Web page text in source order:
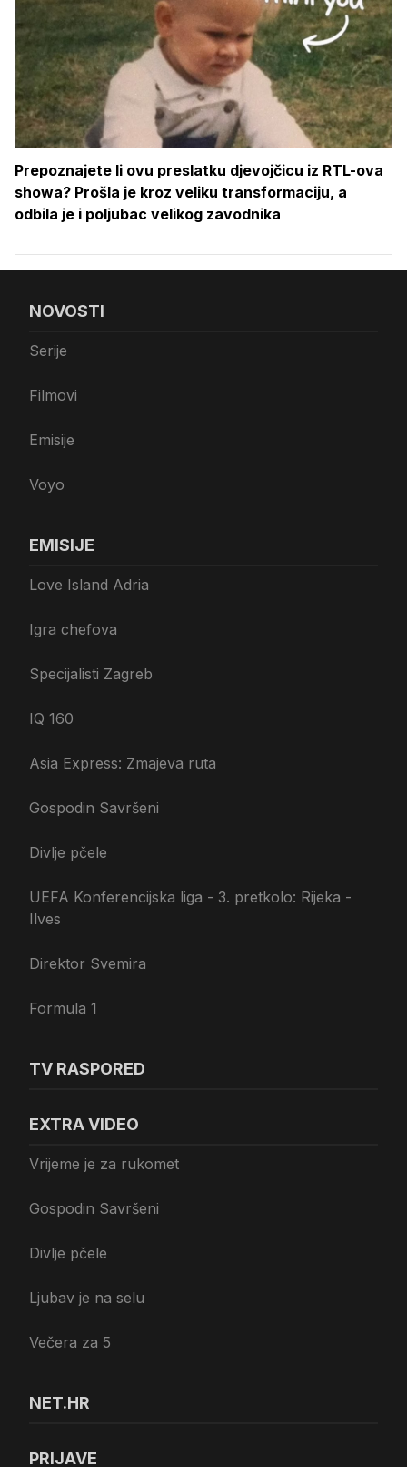
Prepoznajete li ovu preslatku djevojčicu iz RTL-ova
showa? Prošla je kroz veliku transformaciju, a
odbila je i poljubac velikog zavodnika
NOVOSTI
Serije
Filmovi
Emisije
Voyo
EMISIJE
Love Island Adria
Igra chefova
Specijalisti Zagreb
IQ 160
Asia Express: Zmajeva ruta
Gospodin Savršeni
Divlje pčele
UEFA Konferencijska liga - 3. pretkolo: Rijeka -
Ilves
Direktor Svemira
Formula 1
TV RASPORED
EXTRA VIDEO
Vrijeme je za rukomet
Gospodin Savršeni
Divlje pčele
Ljubav je na selu
Večera za 5
NET.HR
PRIJAVE